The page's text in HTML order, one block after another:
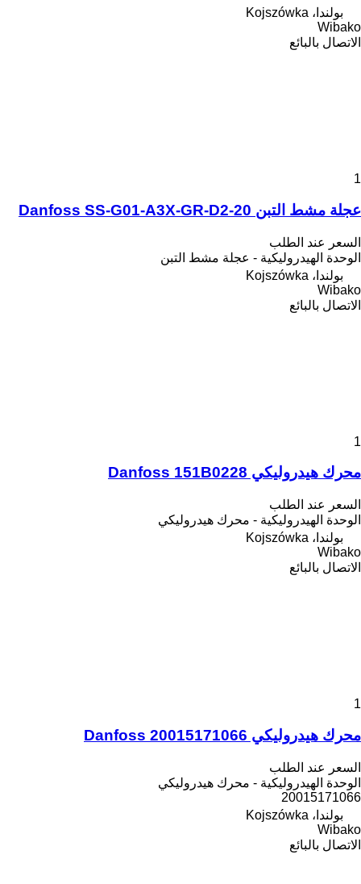
بولندا، Kojszówka
Wibako
الاتصال بالبائع
1
عجلة مشط التبن Danfoss SS-G01-A3X-GR-D2-20
السعر عند الطلب
الوحدة الهيدروليكية - عجلة مشط التبن
بولندا، Kojszówka
Wibako
الاتصال بالبائع
1
محرك هيدروليكي Danfoss 151B0228
السعر عند الطلب
الوحدة الهيدروليكية - محرك هيدروليكي
بولندا، Kojszówka
Wibako
الاتصال بالبائع
1
محرك هيدروليكي Danfoss 20015171066
السعر عند الطلب
الوحدة الهيدروليكية - محرك هيدروليكي
20015171066
بولندا، Kojszówka
Wibako
الاتصال بالبائع